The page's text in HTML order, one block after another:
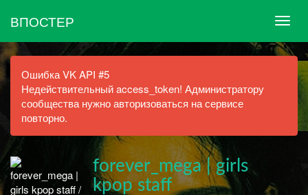
ВПОСТЕР
Ошибка VK API #5
Недействительный access_token! Администратору
сообщества нужно авторизоваться на сервисе
повторно.
forever_mega | girls
kpop staff